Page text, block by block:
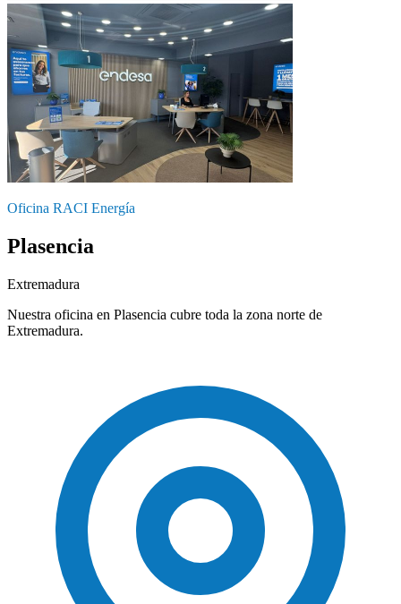
Oficina RACI Energía
Plasencia
Extremadura
Nuestra oficina en Plasencia cubre toda la zona norte de
Extremadura.